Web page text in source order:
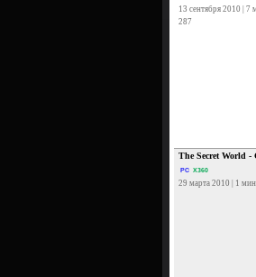
13 сентября 2010 | 7
287
The Secret World -
PC X360
29 марта 2010 | 1